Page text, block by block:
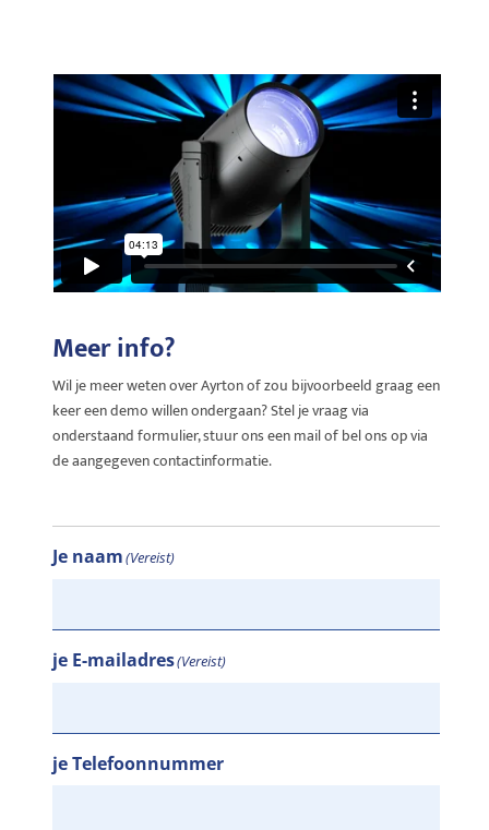
Meer info?
Wil je meer weten over Ayrton of zou bijvoorbeeld graag een
keer een demo willen ondergaan? Stel je vraag via
onderstaand formulier, stuur ons een mail of bel ons op via
de aangegeven contactinformatie.
Je naam(Vereist)
je E-mailadres(Vereist)
je Telefoonnummer